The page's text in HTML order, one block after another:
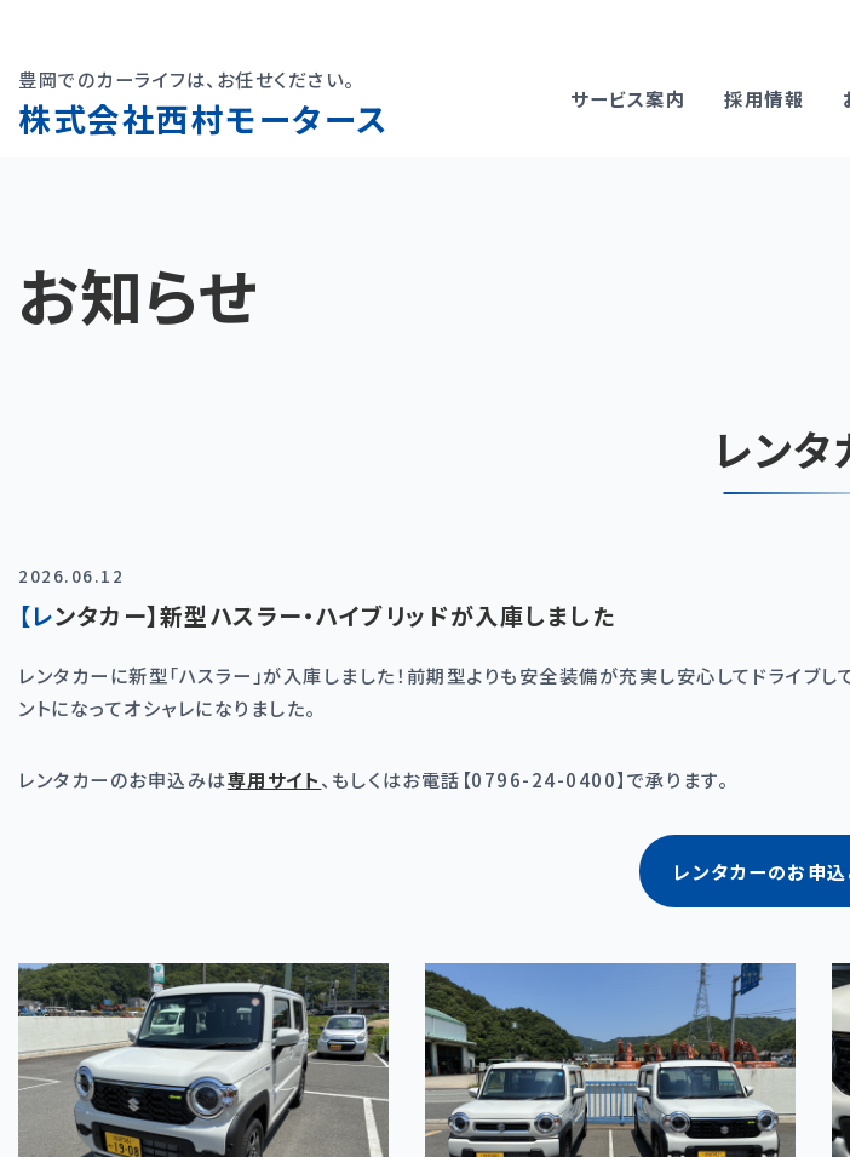
株式会社西村モータース
豊岡でのカーライフは、お任せください。
サービス案内 採用情報
お知らせ
レンタ
2026.06.12
【レンタカー】新型ハスラー・ハイブリッドが入庫しました
レンタカーに新型「ハスラー」が入庫しました！前期型よりも安全装備が充実し安心してドライブ
ントになってオシャレになりました。
レンタカーのお申込みは専用サイト、もしくはお電話【0796-24-0400】で承ります。
レンタカーのお申